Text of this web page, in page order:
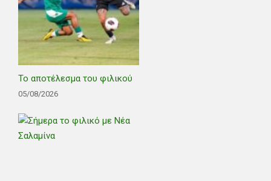
Το αποτέλεσμα του φιλικού
05/08/2026